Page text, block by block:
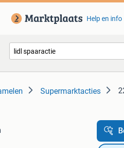
Help en info
Supermarktacties